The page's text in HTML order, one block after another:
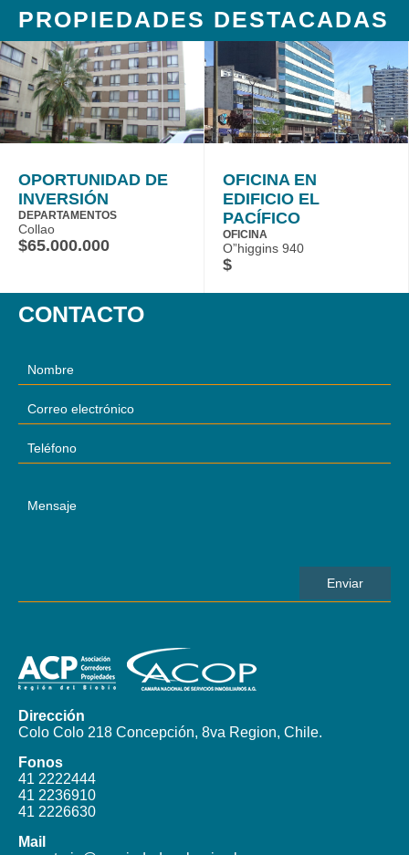
PROPIEDADES DESTACADAS
OPORTUNIDAD DE
INVERSIÓN
DEPARTAMENTOS
Collao
$65.000.000
OFICINA EN
EDIFICIO EL
PACÍFICO
OFICINA
O”higgins 940
$
CONTACTO
Dirección
Colo Colo 218 Concepción, 8va Region, Chile.
Fonos
41 2222444
41 2236910
41 2226630
Mail